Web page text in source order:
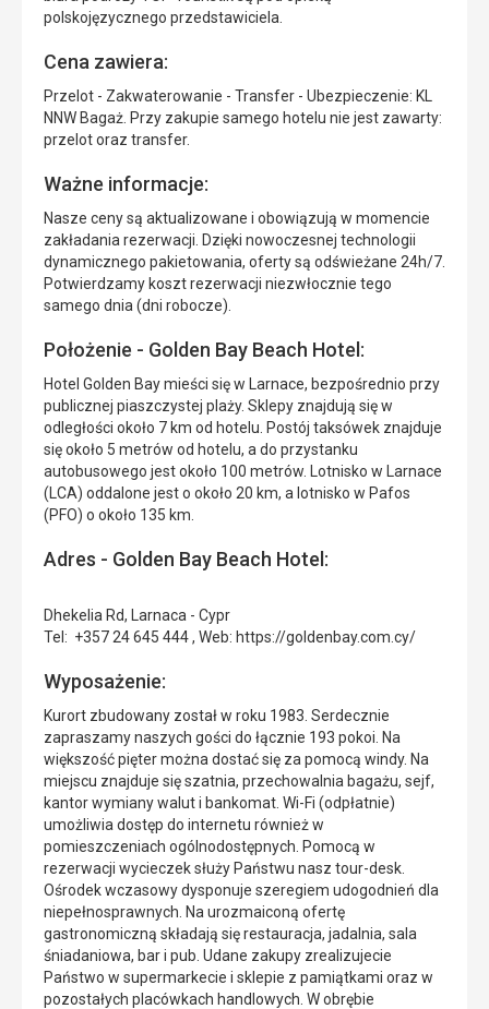
polskojęzycznego przedstawiciela.
Cena zawiera:
Przelot - Zakwaterowanie - Transfer - Ubezpieczenie: KL
NNW Bagaż. Przy zakupie samego hotelu nie jest zawarty:
przelot oraz transfer.
Ważne informacje:
Nasze ceny są aktualizowane i obowiązują w momencie
zakładania rezerwacji. Dzięki nowoczesnej technologii
dynamicznego pakietowania, oferty są odświeżane 24h/7.
Potwierdzamy koszt rezerwacji niezwłocznie tego
samego dnia (dni robocze).
Położenie - Golden Bay Beach Hotel:
Hotel Golden Bay mieści się w Larnace, bezpośrednio przy
publicznej piaszczystej plaży. Sklepy znajdują się w
odległości około 7 km od hotelu. Postój taksówek znajduje
się około 5 metrów od hotelu, a do przystanku
autobusowego jest około 100 metrów. Lotnisko w Larnace
(LCA) oddalone jest o około 20 km, a lotnisko w Pafos
(PFO) o około 135 km.
Adres - Golden Bay Beach Hotel:
Dhekelia Rd, Larnaca - Cypr
Tel: +357 24 645 444 , Web: https://goldenbay.com.cy/
Wyposażenie:
Kurort zbudowany został w roku 1983. Serdecznie
zapraszamy naszych gości do łącznie 193 pokoi. Na
większość pięter można dostać się za pomocą windy. Na
miejscu znajduje się szatnia, przechowalnia bagażu, sejf,
kantor wymiany walut i bankomat. Wi-Fi (odpłatnie)
umożliwia dostęp do internetu również w
pomieszczeniach ogólnodostępnych. Pomocą w
rezerwacji wycieczek służy Państwu nasz tour-desk.
Ośrodek wczasowy dysponuje szeregiem udogodnień dla
niepełnosprawnych. Na urozmaiconą ofertę
gastronomiczną składają się restauracja, jadalnia, sala
śniadaniowa, bar i pub. Udane zakupy zrealizujecie
Państwo w supermarkecie i sklepie z pamiątkami oraz w
pozostałych placówkach handlowych. W obrębie